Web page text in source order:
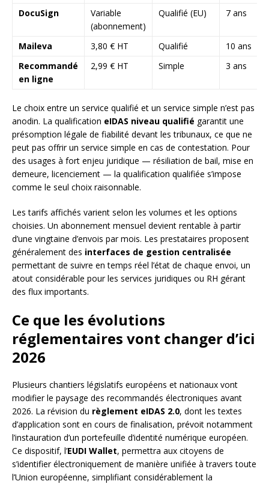
DocuSign
Variable
(abonnement)
Qualifié (EU) 7 ans
Maileva 3,80 € HT Qualifié
10 ans
Recommandé
en ligne
2,99 € HT Simple 3 ans
Le choix entre un service qualifié et un service simple n’est pas
anodin. La qualification eIDAS niveau qualifié garantit une
présomption légale de fiabilité devant les tribunaux, ce que ne
peut pas offrir un service simple en cas de contestation. Pour
des usages à fort enjeu juridique — résiliation de bail, mise en
demeure, licenciement — la qualification qualifiée s’impose
comme le seul choix raisonnable.
Les tarifs affichés varient selon les volumes et les options
choisies. Un abonnement mensuel devient rentable à partir
d’une vingtaine d’envois par mois. Les prestataires proposent
généralement des interfaces de gestion centralisée
permettant de suivre en temps réel l’état de chaque envoi, un
atout considérable pour les services juridiques ou RH gérant
des flux importants.
Ce que les évolutions
réglementaires vont changer d’ici
2026
Plusieurs chantiers législatifs européens et nationaux vont
modifier le paysage des recommandés électroniques avant
2026. La révision du règlement eIDAS 2.0, dont les textes
d’application sont en cours de finalisation, prévoit notamment
l’instauration d’un portefeuille d’identité numérique européen.
Ce dispositif, l’EUDI Wallet, permettra aux citoyens de
s’identifier électroniquement de manière unifiée à travers toute
l’Union européenne, simplifiant considérablement la